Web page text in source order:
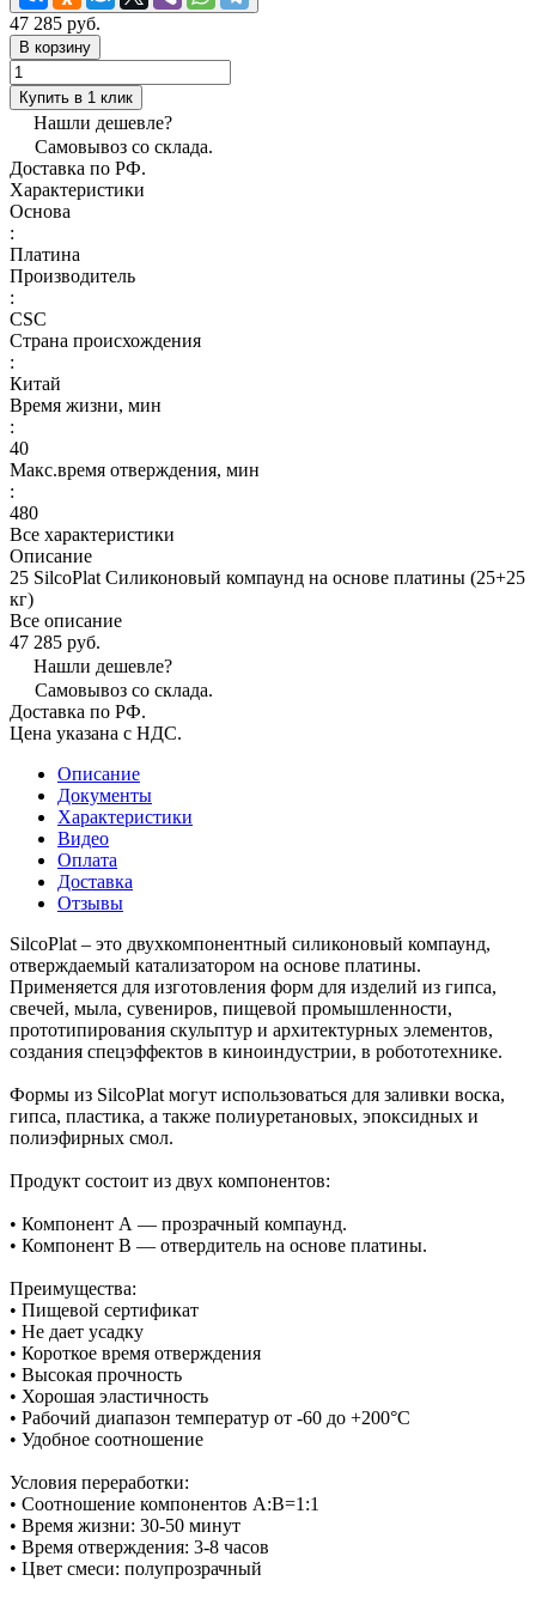
47 285 руб.
В корзину
Купить в 1 клик
Нашли дешевле?
Самовывоз со склада.
Доставка по РФ.
Характеристики
Основа
:
Платина
Производитель
:
CSC
Страна происхождения
:
Китай
Время жизни, мин
:
40
Макс.время отверждения, мин
:
480
Все характеристики
Описание
25 SilcoPlat Силиконовый компаунд на основе платины (25+25
кг)
Все описание
47 285 руб.
Нашли дешевле?
Самовывоз со склада.
Доставка по РФ.
Цена указана с НДС.
Описание
Документы
Характеристики
Видео
Оплата
Доставка
Отзывы
SilcoPlat – это двухкомпонентный силиконовый компаунд,
отверждаемый катализатором на основе платины.
Применяется для изготовления форм для изделий из гипса,
свечей, мыла, сувениров, пищевой промышленности,
прототипирования скульптур и архитектурных элементов,
создания спецэффектов в киноиндустрии, в робототехнике.
Формы из SilcoPlat могут использоваться для заливки воска,
гипса, пластика, а также полиуретановых, эпоксидных и
полиэфирных смол.
Продукт состоит из двух компонентов:
• Компонент А — прозрачный компаунд.
• Компонент В — отвердитель на основе платины.
Преимущества:
• Пищевой сертификат
• Не дает усадку
• Короткое время отверждения
• Высокая прочность
• Хорошая эластичность
• Рабочий диапазон температур от -60 до +200°С
• Удобное соотношение
Условия переработки:
• Соотношение компонентов А:В=1:1
• Время жизни: 30-50 минут
• Время отверждения: 3-8 часов
• Цвет смеси: полупрозрачный